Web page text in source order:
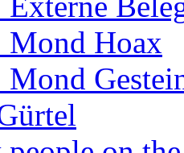
Hoax